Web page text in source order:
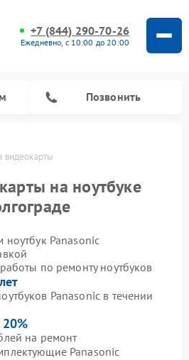
+7 (844) 290-70-26
Ежедневно, с 10:00 до 20:00
Позвонить
видеокарты
на ноутбуке
ноутбук Panasonic
по ремонту ноутбуков
Panasonic в течении
20%
на ремонт
Panasonic